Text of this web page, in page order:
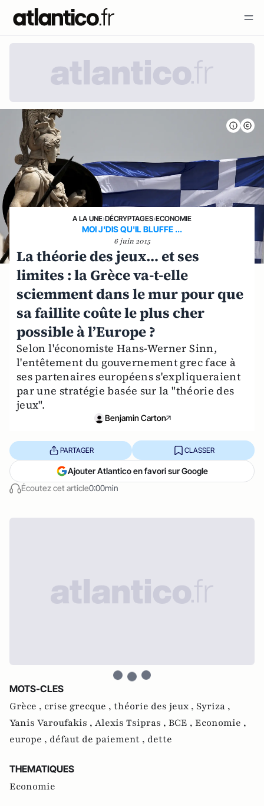
A LA UNE›DÉCRYPTAGES›ECONOMIE
MOI J'DIS QU'IL BLUFFE ...
6 juin 2015
La théorie des jeux… et ses
limites : la Grèce va-t-elle
sciemment dans le mur pour que
sa faillite coûte le plus cher
possible à l’Europe ?
Selon l'économiste Hans-Werner Sinn,
l'entêtement du gouvernement grec face à
ses partenaires européens s'expliqueraient
par une stratégie basée sur la "théorie des
jeux".
Benjamin Carton
Écoutez cet article0:00min
PARTAGER CLASSER
Ajouter Atlantico en favori sur Google
MOTS-CLES
Grèce , crise grecque , théorie des jeux , Syriza ,
Yanis Varoufakis , Alexis Tsipras , BCE , Economie ,
europe , défaut de paiement , dette
THEMATIQUES
Economie